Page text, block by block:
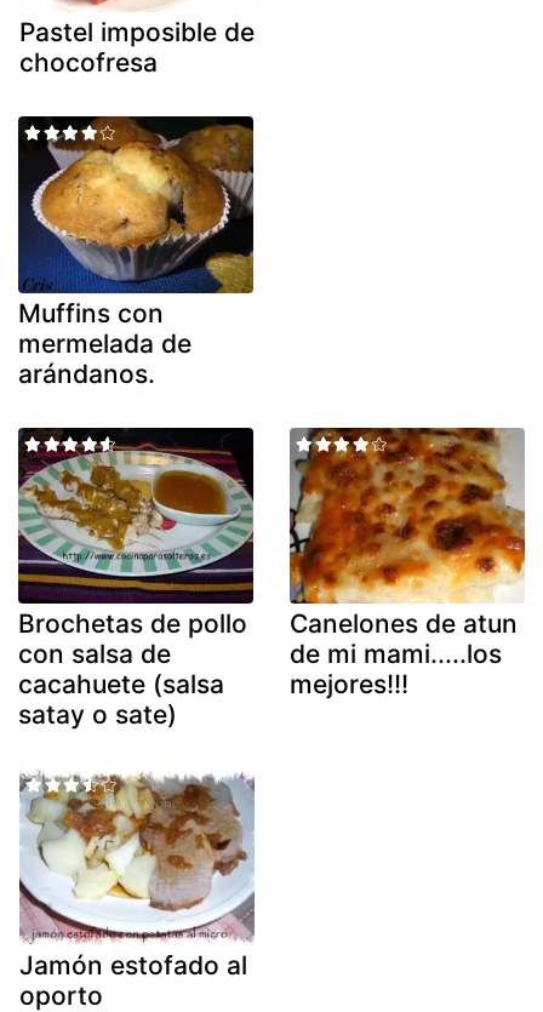
Pastel imposible de
chocofresa
Muffins con
mermelada de
arándanos.
Brochetas de pollo
con salsa de
cacahuete (salsa
satay o sate)
Canelones de atun
de mi mami.....los
mejores!!!
Jamón estofado al
oporto